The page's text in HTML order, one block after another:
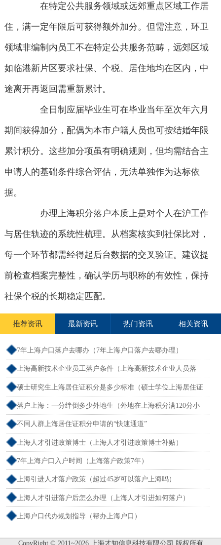
在特定公共服务领域或远郊重点区域工作居
住，满一定年限后可获得额外加分。但需注意，环卫
领域非编制内员工不在特定公共服务范畴，远郊区域
如临港新片区要求社保、个税、居住地均在区内，中
途离开再返回需重新累计。
全日制应届毕业生可在毕业当年至次年六月
期间获得加分，配偶为本市户籍人员也可按结婚年限
累计积分。这些加分项虽有明确规则，但均需结合主
申请人的基础条件综合评估，无法单独作为达标依
据。
办理上海积分落户本质上是对个人在沪工作
与居住轨迹的系统性梳理。从档案核实到社保比对，
每一个环节都需经得起后台数据的交叉验证。建议提
前检查档案完整性，确认学历与职称的有效性，保持
社保个税的长期稳定匹配。
推荐资讯 最新资讯 热门资讯 相关资讯
7年上海户口落户去哪办（7年上海户口落户去哪办理）
上海高新技术企业员工落户条件（上海高新技术企业人员落
户）
硕士研究生上海居住证积分是多少标准（硕士学位上海居住证
积分）
落户上海：一分绊倒多少外地生（外地在上海积分满120分小
孩可以考上海大学吗）
不同人群上海居住证积分申请的“快速通道”
上海人才引进政策博士（上海人才引进政策博士补贴）
7年上海户口入户时间（上海落户政策7年）
上海引进人才落户政策（超过45岁可以落户上海吗）
上海人才引进落户后怎么办理（上海人才引进如何落户）
上海户口代办规划指导（帮办上海户口）
CopyRight © 2011~2026 上海才知信息科技有限公司 版权所有